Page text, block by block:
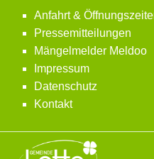
Anfahrt &
Pressemitteilungen
Mängelmelder Meldoo
Impressum
Datenschutz
Kontakt